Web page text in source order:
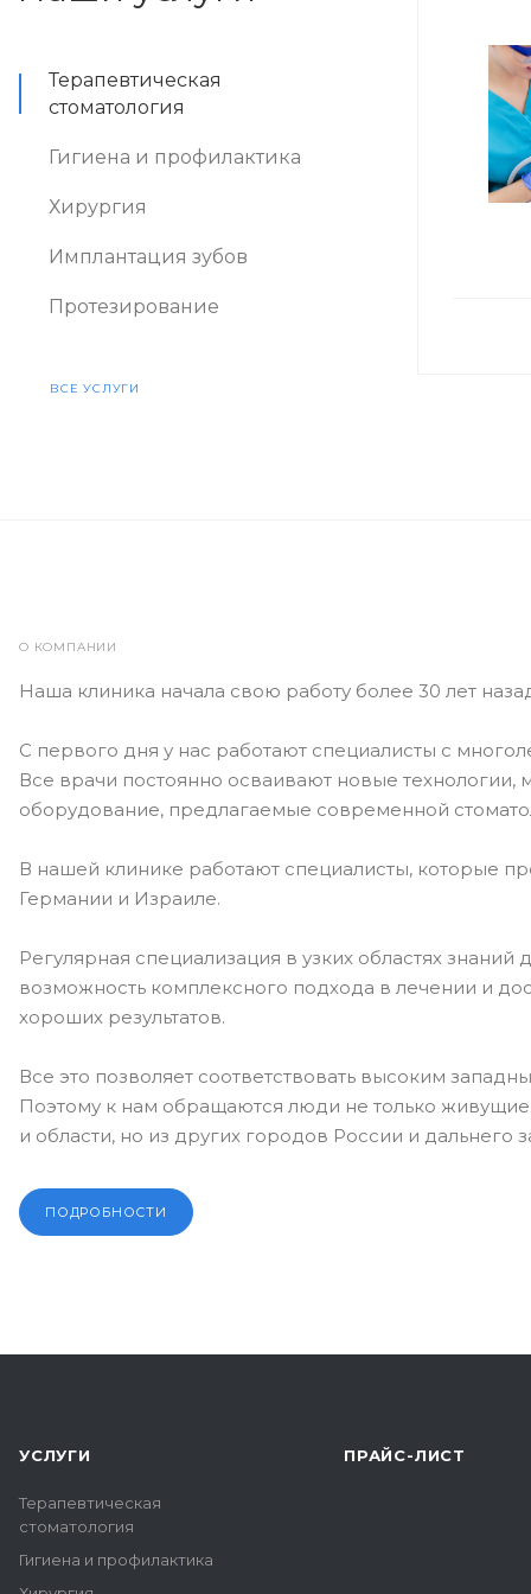
Терапевтическая
стоматология
Гигиена и профилактика
Хирургия
Имплантация зубов
Протезирование
ВСЕ УСЛУГИ
О КОМПАНИИ
Наша клиника начала свою работу более 30 лет
С первого дня у нас работают специалисты с
Все врачи постоянно осваивают новые технологии,
оборудование, предлагаемые современной
В нашей клинике работают специалисты, которые
Германии и Израиле.
Регулярная специализация в узких областях знаний
возможность комплексного подхода в лечении и
хороших результатов.
Все это позволяет соответствовать высоким
Поэтому к нам обращаются люди не только
и области, но из других городов России и дальнего
ПОДРОБНОСТИ
УСЛУГИ
Терапевтическая
стоматология
Гигиена и профилактика
ПРАЙС-ЛИСТ